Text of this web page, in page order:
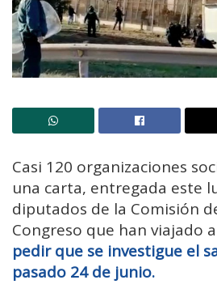
Casi 120 organizaciones
una carta, entregada este
diputados de la Comisión
Congreso que han viajado
pedir que se investigue el
pasado 24 de junio.